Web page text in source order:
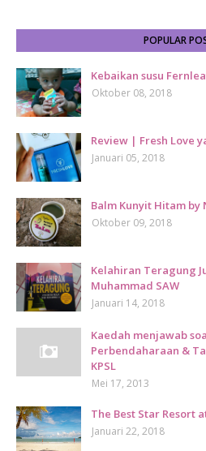
POPULAR
Kebaikan susu
Oktober 08, 2018
Review | Fresh Love
Januari 05, 2018
Balm Kunyit Hitam by
Oktober 09, 2018
Kelahiran Teragung
Muhammad SAW
Januari 14, 2018
Kaedah menjawab
Perbendaharaan &
KPSL
Mei 17, 2013
The Best Star Resort
Januari 22, 2018